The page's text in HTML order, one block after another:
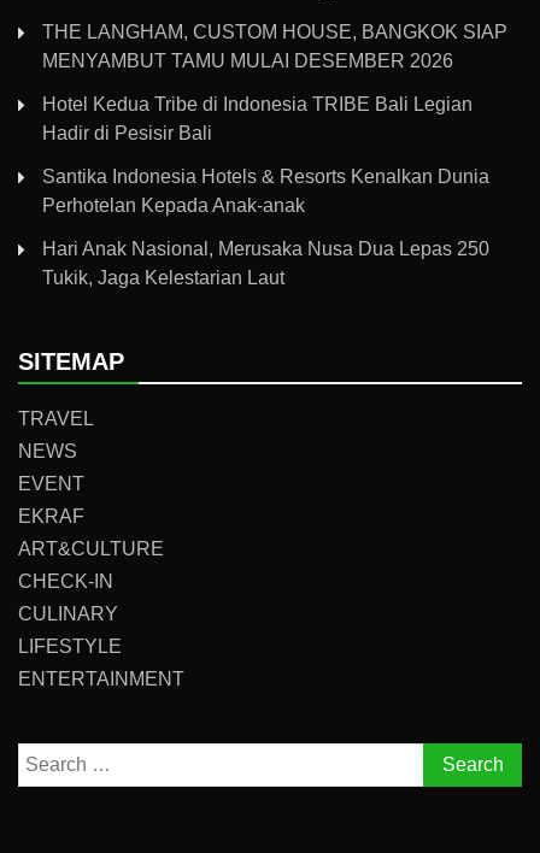
THE LANGHAM, CUSTOM HOUSE, BANGKOK SIAP
MENYAMBUT TAMU MULAI DESEMBER 2026
Hotel Kedua Tribe di Indonesia TRIBE Bali Legian
Hadir di Pesisir Bali
Santika Indonesia Hotels & Resorts Kenalkan Dunia
Perhotelan Kepada Anak-anak
Hari Anak Nasional, Merusaka Nusa Dua Lepas 250
Tukik, Jaga Kelestarian Laut
SITEMAP
TRAVEL
NEWS
EVENT
EKRAF
ART&CULTURE
CHECK-IN
CULINARY
LIFESTYLE
ENTERTAINMENT
Search
for: